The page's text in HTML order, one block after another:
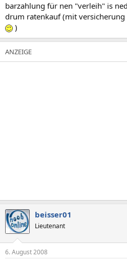
barzahlung für nen "verleih" is
drum ratenkauf (mit
)
beisser01
Lieutenant
6. August 2008